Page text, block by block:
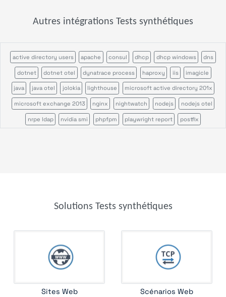
Autres intégrations Tests synthétiques
active directory users apache consul dhcp dhcp windows dns
dotnet dotnet otel dynatrace process haproxy iis imagicle
java java otel jolokia lighthouse microsoft active directory 201x
microsoft exchange 2013 nginx nightwatch nodejs nodejs otel
nrpe ldap nvidia smi phpfpm playwright report postfix
Solutions Tests synthétiques
Sites Web Scénarios Web